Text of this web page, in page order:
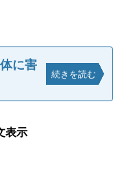
に害
続きを読む
表示